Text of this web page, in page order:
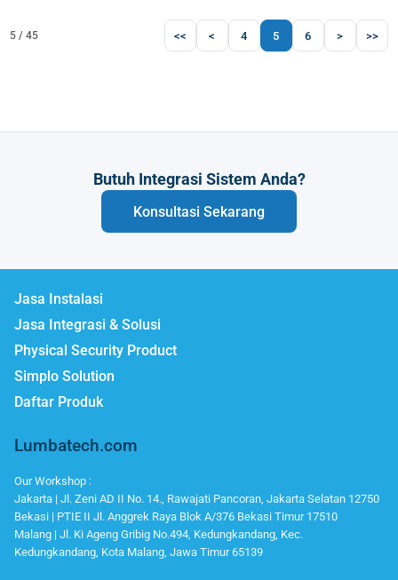
5 / 45 << < 4 5 6 > >>
Butuh Integrasi Sistem Anda?
Konsultasi Sekarang
Jasa Instalasi
Jasa Integrasi & Solusi
Physical Security Product
Simplo Solution
Daftar Produk
Lumbatech.com
Our Workshop :
Jakarta | Jl. Zeni AD II No. 14., Rawajati Pancoran, Jakarta Selatan 12750
Bekasi | PTIE II Jl. Anggrek Raya Blok A/376 Bekasi Timur 17510
Malang | Jl. Ki Ageng Gribig No.494, Kedungkandang, Kec.
Kedungkandang, Kota Malang, Jawa Timur 65139